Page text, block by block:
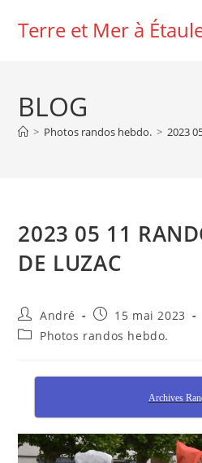
Terre et Mer à
BLOG
> Photos randos hebdo. > 2023
2023 05 11
DE LUZAC
Auteur/autrice
de
la
André
Publication
publiée :
15 mai 2023
PostPhotos randos hebdo.
Archives